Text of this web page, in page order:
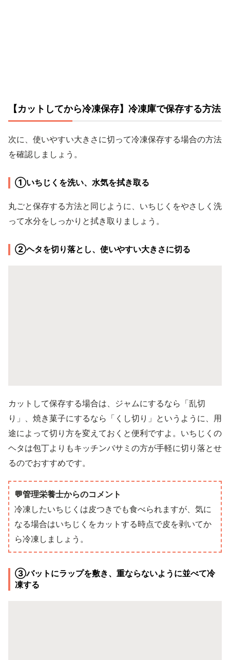
【カットしてから冷凍保存】冷凍庫で保存する方法
次に、使いやすい大きさに切って冷凍保存する場合の方法
を確認しましょう。
①いちじくを洗い、水気を拭き取る
丸ごと保存する方法と同じように、いちじくをやさしく洗
って水分をしっかりと拭き取りましょう。
②ヘタを切り落とし、使いやすい大きさに切る
カットして保存する場合は、ジャムにするなら「乱切
り」、焼き菓子にするなら「くし切り」というように、用
途によって切り方を変えておくと便利ですよ。いちじくの
ヘタは包丁よりもキッチンバサミの方が手軽に切り落とせ
るのでおすすめです。
💬管理栄養士からのコメント
冷凍したいちじくは皮つきでも食べられますが、気に
なる場合はいちじくをカットする時点で皮を剥いてか
ら冷凍しましょう。
③バットにラップを敷き、重ならないように並べて冷
凍する